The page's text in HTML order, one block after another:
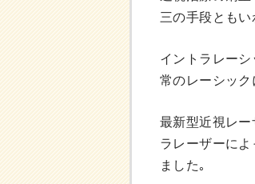
三の手段ともい
イントラレー
常のレーシック
最新型近視レ
ラレーザーに
ました｡